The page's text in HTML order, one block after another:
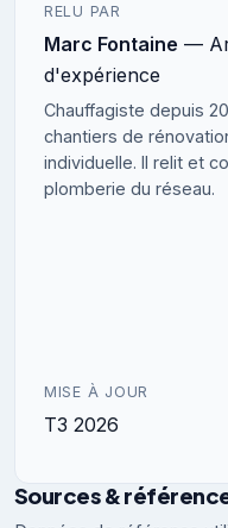
RELU PAR
Marc Fontaine —
d'expérience
Chauffagiste depuis
chantiers de
individuelle. Il relit et
plomberie du réseau.
MISE À JOUR
T3 2026
Sources &